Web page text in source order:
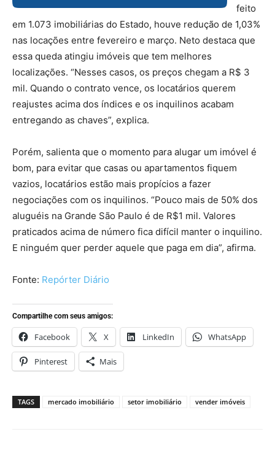
feito
em 1.073 imobiliárias do Estado, houve redução de 1,03%
nas locações entre fevereiro e março. Neto destaca que
essa queda atingiu imóveis que tem melhores
localizações. “Nesses casos, os preços chegam a R$ 3
mil. Quando o contrato vence, os locatários querem
reajustes acima dos índices e os inquilinos acabam
entregando as chaves”, explica.
Porém, salienta que o momento para alugar um imóvel é
bom, para evitar que casas ou apartamentos fiquem
vazios, locatários estão mais propícios a fazer
negociações com os inquilinos. “Pouco mais de 50% dos
aluguéis na Grande São Paulo é de R$1 mil. Valores
praticados acima de número fica difícil manter o inquilino.
E ninguém quer perder aquele que paga em dia”, afirma.
Fonte: Repórter Diário
Compartilhe com seus amigos:
Facebook X LinkedIn WhatsApp
Pinterest Mais
TAGS mercado imobiliário setor imobiliário vender imóveis